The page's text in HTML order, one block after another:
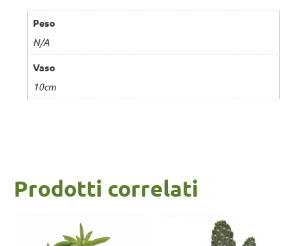
Peso
N/A
Vaso
10cm
Prodotti correlati